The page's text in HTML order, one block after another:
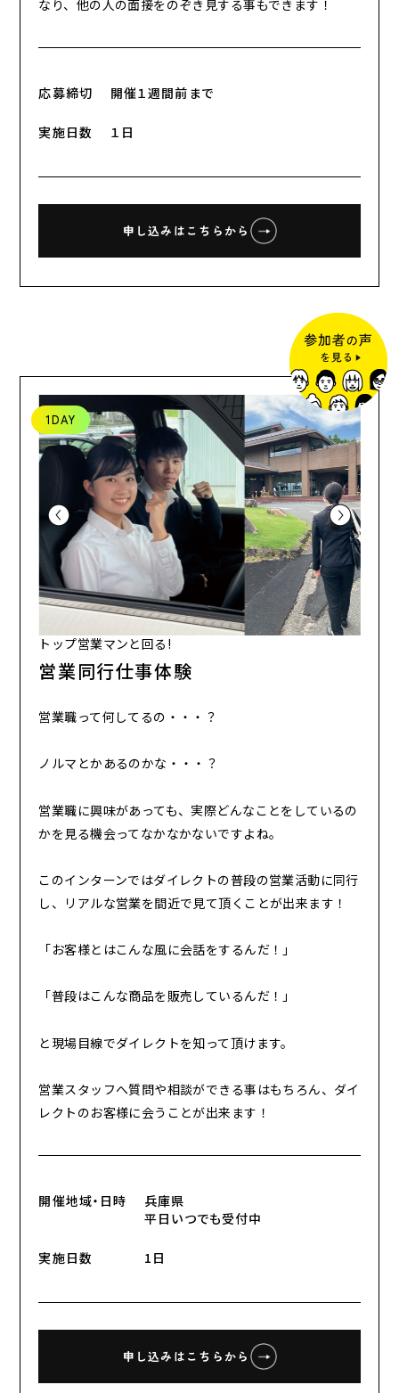
なり、他の人の面接をのぞき見する事もできます！
応募締切 開催１週間前まで
実施日数 １日
申し込みはこちらから
1DAY
トップ営業マンと回る!
営業同行仕事体験
営業職って何してるの・・・？
ノルマとかあるのかな・・・？
営業職に興味があっても、実際どんなことをしているの
かを見る機会ってなかなかないですよね。
このインターンではダイレクトの普段の営業活動に同行
し、リアルな営業を間近で見て頂くことが出来ます！
「お客様とはこんな風に会話をするんだ！」
「普段はこんな商品を販売しているんだ！」
と現場目線でダイレクトを知って頂けます。
営業スタッフへ質問や相談ができる事はもちろん、ダイ
レクト のお客様に会うことが出来ます！
開催地域・日時
兵庫県
平日いつでも受付中
実施日数 1日
申し込みはこちらから